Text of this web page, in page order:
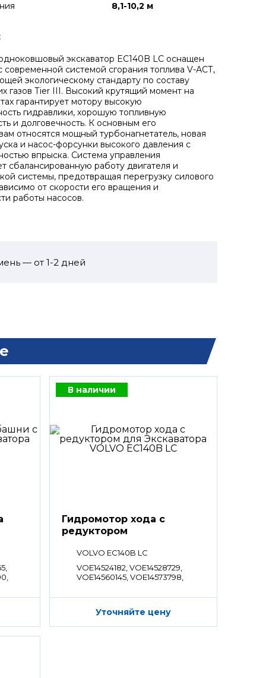
8,1-10,2 м
экскаватор EC140B LC оснащен
современной системой сгорания топлива V-АСТ,
экологическому стандарту по составу
газов Тier III. Высокий крутящий момент на
гарантирует мотору высокую
гидравлики, хорошую топливную
и долговечность. К основным его
относятся мощный турбонагнетатель, новая
и насос-форсунки высокого давления с
впрыска. Система управления
сбалансированную работу двигателя и
системы, предотвращая перегрузку силового
от скорости его вращения и
работы насосов.
— от 1-2 дней
В наличии
Гидромотор хода с
редуктором
VOLVO EC140B LC
VOE14524182, VOE14528729,
VOE14560145, VOE14573798,
Уточняйте цену